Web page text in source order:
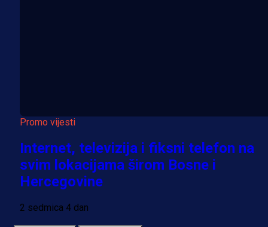
Promo vijesti
Internet, televizija i fiksni telefon na
svim lokacijama širom Bosne i
Hercegovine
2 sedmica 4 dan